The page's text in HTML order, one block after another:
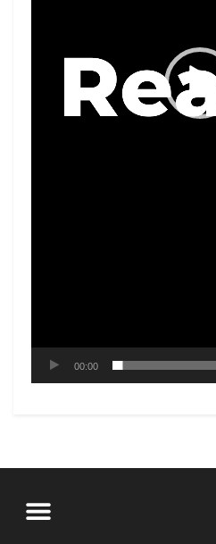
00:00